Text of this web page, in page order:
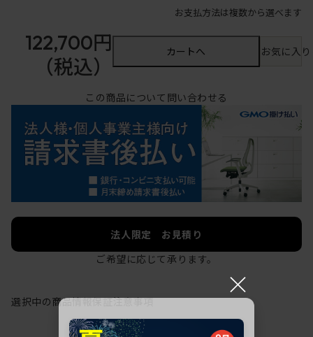
お支払方法は複数から選べます
122,700円
（税込）
カートへ お気に入
この商品について問い合わせる
法人限定 お見積り
ご希望に応じて承ります。
選択中の商品情報保証注意事項
×